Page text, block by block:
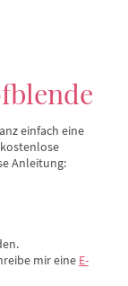
einfach eine
Anleitung:
mir eine E-